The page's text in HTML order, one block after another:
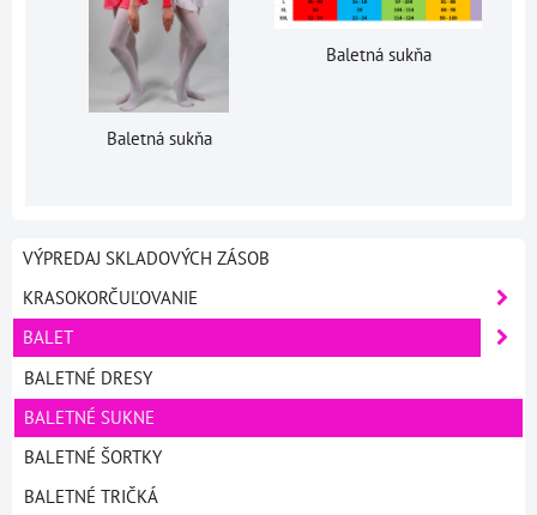
Baletná sukňa
Baletná sukňa
VÝPREDAJ SKLADOVÝCH ZÁSOB
KRASOKORČUĽOVANIE
BALET
BALETNÉ DRESY
BALETNÉ SUKNE
BALETNÉ ŠORTKY
BALETNÉ TRIČKÁ